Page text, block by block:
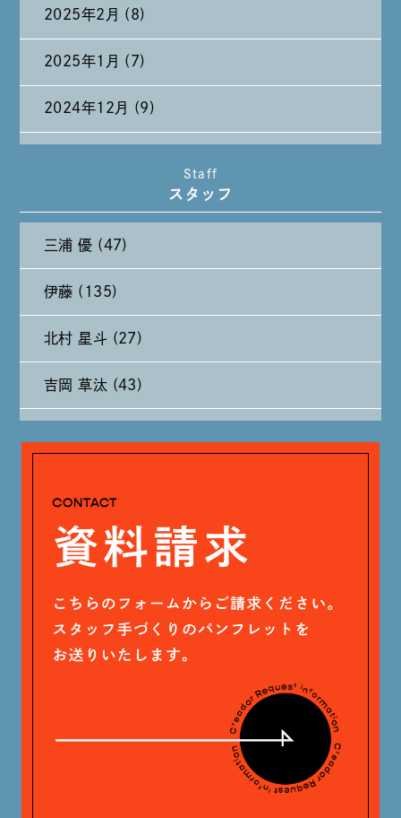
2025年2月 (8)
2025年1月 (7)
2024年12月 (9)
2024年9月 (11)
2024年8月 (11)
2024年7月 (11)
2024年6月 (12)
Staff
スタッフ
三浦 優 (47)
伊藤 (135)
北村 星斗 (27)
吉岡 草汰 (43)
戸田 好紀 (81)
木村 珠梨音 (101)
神定 龍杜 (13)